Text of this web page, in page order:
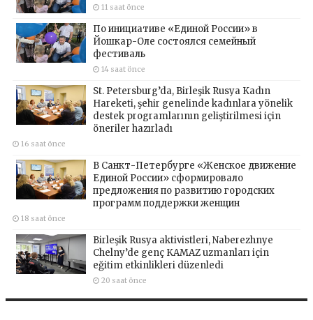
11 saat önce
По инициативе «Единой России» в
Йошкар-Оле состоялся семейный
фестиваль
14 saat önce
St. Petersburg’da, Birleşik Rusya Kadın
Hareketi, şehir genelinde kadınlara yönelik
destek programlarının geliştirilmesi için
öneriler hazırladı
16 saat önce
В Санкт-Петербурге «Женское движение
Единой России» сформировало
предложения по развитию городских
программ поддержки женщин
18 saat önce
Birleşik Rusya aktivistleri, Naberezhnye
Chelny’de genç KAMAZ uzmanları için
eğitim etkinlikleri düzenledi
20 saat önce